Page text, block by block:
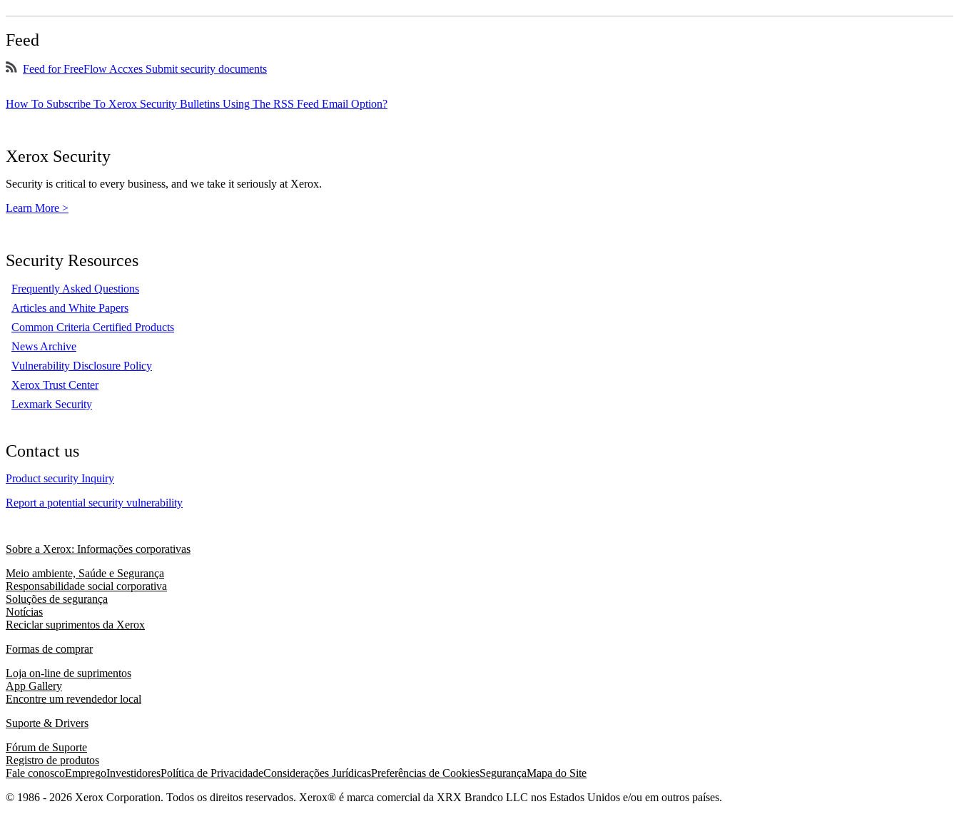
Feed
Feed for FreeFlow Accxes Submit security documents
How To Subscribe To Xerox Security Bulletins Using The RSS Feed Email Option?
Xerox Security
Security is critical to every business, and we take it seriously at Xerox.
Learn More >
Security Resources
Frequently Asked Questions
Articles and White Papers
Common Criteria Certified Products
News Archive
Vulnerability Disclosure Policy
Xerox Trust Center
Lexmark Security
Contact us
Product security Inquiry
Report a potential security vulnerability
Sobre a Xerox: Informações corporativas
Meio ambiente, Saúde e Segurança
Responsabilidade social corporativa
Soluções de segurança
Notícias
Reciclar suprimentos da Xerox
Formas de comprar
Loja on-line de suprimentos
App Gallery
Encontre um revendedor local
Suporte & Drivers
Fórum de Suporte
Registro de produtos
Fale conoscoEmpregoInvestidoresPolítica de PrivacidadeConsiderações JurídicasPreferências de CookiesSegurançaMapa do Site
© 1986 - 2026 Xerox Corporation. Todos os direitos reservados. Xerox® é marca comercial da XRX Brandco LLC nos Estados Unidos e/ou em outros países.